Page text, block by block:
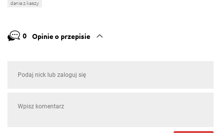
dania z kaszy
0 Opinie o przepisie